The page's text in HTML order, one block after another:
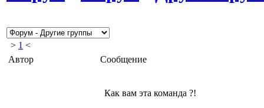
> 1 <
Автор
Сообщение
Как вам эта команда ?!